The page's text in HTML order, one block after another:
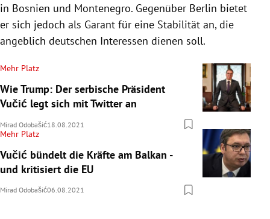
in Bosnien und Montenegro. Gegenüber Berlin bietet
er sich jedoch als Garant für eine Stabilität an, die
angeblich deutschen Interessen dienen soll.
Mehr Platz
Wie Trump: Der serbische Präsident
Vučić legt sich mit Twitter an
Mirad Odobašić18.08.2021
Mehr Platz
Vučić bündelt die Kräfte am Balkan -
und kritisiert die EU
Mirad Odobašić06.08.2021